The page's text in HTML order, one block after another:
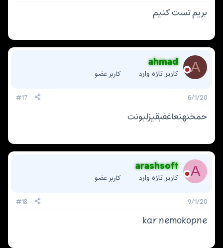
بریم تست کنیم
A
ahmad
کاربر تازه وارد کاربر عضو
6/1/20
#17
حمخنهتعاغفبقیزلبونت
A
arashsoft
کاربر تازه وارد کاربر عضو
9/1/20
#18
kar nemokopne